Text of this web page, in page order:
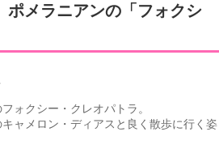
メラニアンの「フォクシ
ォクシー・クレオパトラ。
ャメロン・ディアスと良く散歩に行く姿